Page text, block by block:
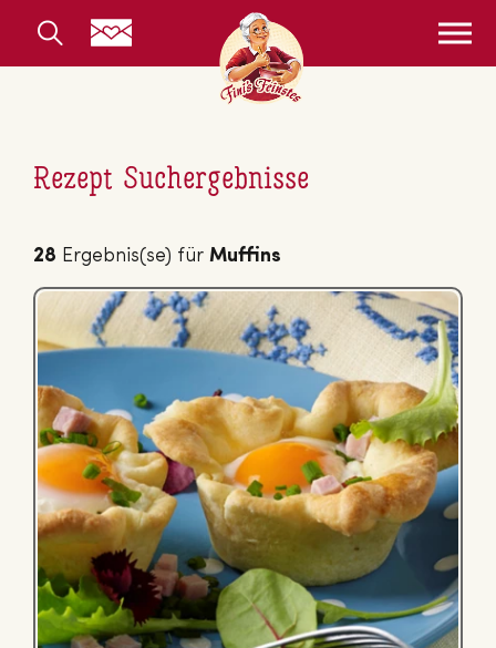
Rezept Suchergebnisse
28 Ergebnis(se) für Muffins